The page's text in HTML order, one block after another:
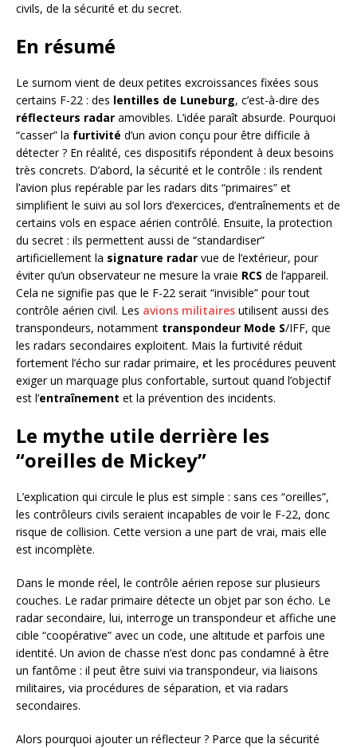
civils, de la sécurité et du secret.
En résumé
Le surnom vient de deux petites excroissances fixées sous
certains F-22 : des lentilles de Luneburg, c’est-à-dire des
réflecteurs radar amovibles. L’idée paraît absurde. Pourquoi
“casser” la furtivité d’un avion conçu pour être difficile à
détecter ? En réalité, ces dispositifs répondent à deux besoins
très concrets. D’abord, la sécurité et le contrôle : ils rendent
l’avion plus repérable par les radars dits “primaires” et
simplifient le suivi au sol lors d’exercices, d’entraînements et de
certains vols en espace aérien contrôlé. Ensuite, la protection
du secret : ils permettent aussi de “standardiser”
artificiellement la signature radar vue de l’extérieur, pour
éviter qu’un observateur ne mesure la vraie RCS de l’appareil.
Cela ne signifie pas que le F-22 serait “invisible” pour tout
contrôle aérien civil. Les avions militaires utilisent aussi des
transpondeurs, notamment transpondeur Mode S/IFF, que
les radars secondaires exploitent. Mais la furtivité réduit
fortement l’écho sur radar primaire, et les procédures peuvent
exiger un marquage plus confortable, surtout quand l’objectif
est l’entraînement et la prévention des incidents.
Le mythe utile derrière les
“oreilles de Mickey”
L’explication qui circule le plus est simple : sans ces “oreilles”,
les contrôleurs civils seraient incapables de voir le F-22, donc
risque de collision. Cette version a une part de vrai, mais elle
est incomplète.
Dans le monde réel, le contrôle aérien repose sur plusieurs
couches. Le radar primaire détecte un objet par son écho. Le
radar secondaire, lui, interroge un transpondeur et affiche une
cible “coopérative” avec un code, une altitude et parfois une
identité. Un avion de chasse n’est donc pas condamné à être
un fantôme : il peut être suivi via transpondeur, via liaisons
militaires, via procédures de séparation, et via radars
secondaires.
Alors pourquoi ajouter un réflecteur ? Parce que la sécurité